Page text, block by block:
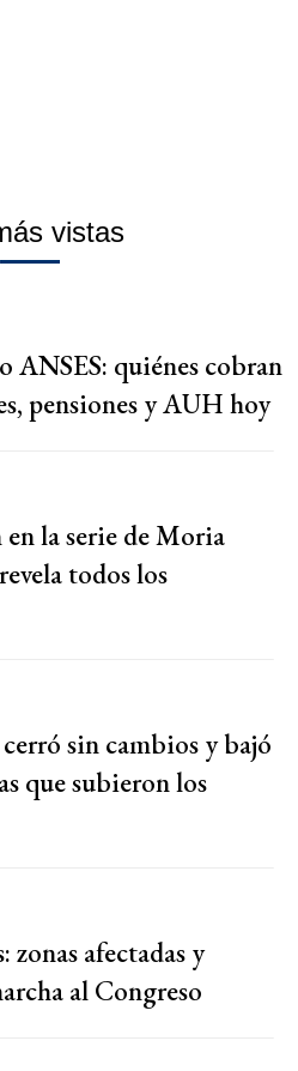
vistas
ANSES: quiénes cobran
pensiones y AUH hoy
la serie de Moria
todos los
sin cambios y bajó
que subieron los
zonas afectadas y
al Congreso